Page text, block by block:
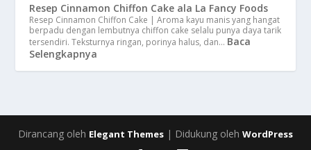
Resep Cinnamon Chiffon Cake ala La Fancy Foods
Resep Cinnamon Chiffon Cake | Aroma kayu manis yang hangat
berpadu dengan lembutnya chiffon cake selalu punya daya tarik
tersendiri. Teksturnya ringan, porinya halus, dan… Baca
Selengkapnya
Dirancang oleh Elegant Themes | Didukung oleh WordPress